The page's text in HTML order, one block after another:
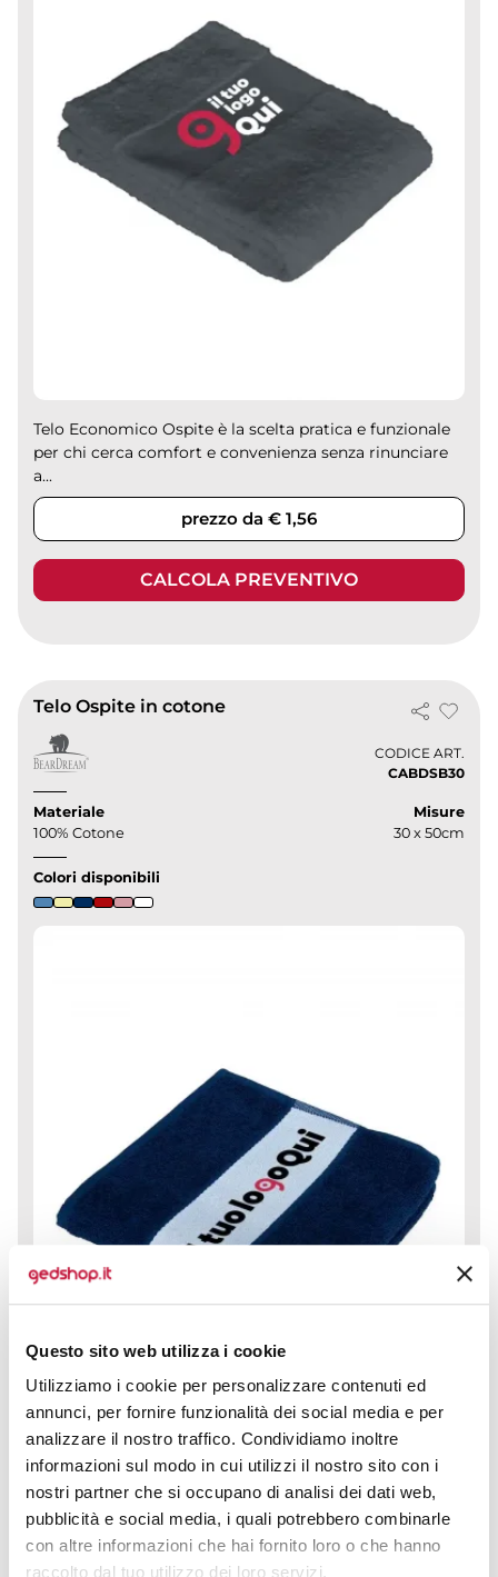
Questo sito web utilizza i cookie
Utilizziamo i cookie per personalizzare contenuti ed
annunci, per fornire funzionalità dei social media e per
analizzare il nostro traffico. Condividiamo inoltre
informazioni sul modo in cui utilizzi il nostro sito con i
nostri partner che si occupano di analisi dei dati web,
pubblicità e social media, i quali potrebbero combinarle
con altre informazioni che hai fornito loro o che hanno
raccolto dal tuo utilizzo dei loro servizi.
Telo Economico Ospite è la scelta pratica e funzionale
per chi cerca comfort e convenienza senza rinunciare
a...
prezzo da € 1,56
CALCOLA PREVENTIVO
Telo Ospite in cotone
CODICE ART.
CABDSB30
Materiale
100% Cotone
Misure
30 x 50cm
Colori disponibili
Telo per Sublimazione Ospite è la scelta perfetta per
chi desidera unire qualità, praticità e...
prezzo da € 1,61